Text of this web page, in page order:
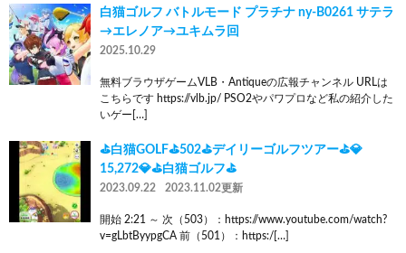
白猫ゴルフ バトルモード プラチナ ny-B0261 サテラ
→エレノア→ユキムラ回
2025.10.29
無料ブラウザゲームVLB・Antiqueの広報チャンネル URLは
こちらです https://vlb.jp/ PSO2やパワプロなど私の紹介した
いゲー[…]
⛳白猫GOLF⛳502⛳デイリーゴルフツアー⛳💎
15,272💎⛳白猫ゴルフ⛳
2023.09.22 2023.11.02更新
開始 2:21 ～ 次（503）：https://www.youtube.com/watch?
v=gLbtByypgCA 前（501）：https:/[…]